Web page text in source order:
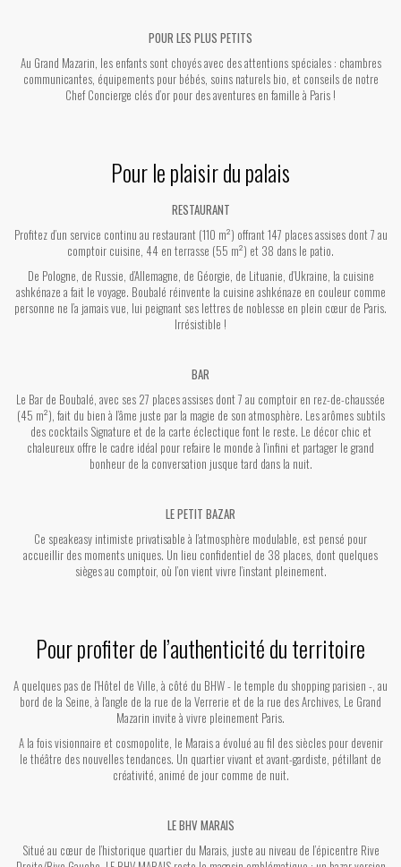
POUR LES PLUS PETITS
Au Grand Mazarin, les enfants sont choyés avec des attentions spéciales : chambres
communicantes, équipements pour bébés, soins naturels bio, et conseils de notre
Chef Concierge clés d’or pour des aventures en famille à Paris !
Pour le plaisir du palais
RESTAURANT
Profitez d’un service continu au restaurant (110 m²) offrant 147 places assises dont 7 au
comptoir cuisine, 44 en terrasse (55 m²) et 38 dans le patio.
De Pologne, de Russie, d’Allemagne, de Géorgie, de Lituanie, d’Ukraine, la cuisine
ashkénaze a fait le voyage. Boubalé réinvente la cuisine ashkénaze en couleur comme
personne ne l’a jamais vue, lui peignant ses lettres de noblesse en plein cœur de Paris.
Irrésistible !
BAR
Le Bar de Boubalé, avec ses 27 places assises dont 7 au comptoir en rez-de-chaussée
(45 m²), fait du bien à l’âme juste par la magie de son atmosphère. Les arômes subtils
des cocktails Signature et de la carte éclectique font le reste. Le décor chic et
chaleureux offre le cadre idéal pour refaire le monde à l’infini et partager le grand
bonheur de la conversation jusque tard dans la nuit.
LE PETIT BAZAR
Ce speakeasy intimiste privatisable à l’atmosphère modulable, est pensé pour
accueillir des moments uniques. Un lieu confidentiel de 38 places, dont quelques
sièges au comptoir, où l’on vient vivre l’instant pleinement.
Pour profiter de l’authenticité du territoire
A quelques pas de l'Hôtel de Ville, à côté du BHW - le temple du shopping parisien -, au
bord de la Seine, à l'angle de la rue de la Verrerie et de la rue des Archives, Le Grand
Mazarin invite à vivre pleinement Paris.
A la fois visionnaire et cosmopolite, le Marais a évolué au fil des siècles pour devenir
le théâtre des nouvelles tendances. Un quartier vivant et avant-gardiste, pétillant de
créativité, animé de jour comme de nuit.
LE BHV MARAIS
Situé au cœur de l’historique quartier du Marais, juste au niveau de l’épicentre Rive